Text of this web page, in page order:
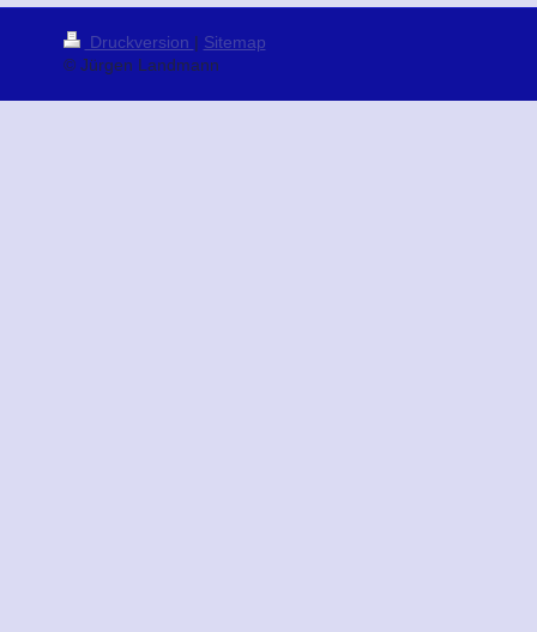
Druckversion | Sitemap
© Jürgen Landmann